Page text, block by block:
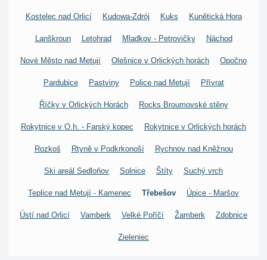
Kostelec nad Orlicí Kudowa-Zdrój Kuks Kunětická Hora
Lanškroun Letohrad Mladkov - Petrovičky Náchod
Nové Město nad Metují Olešnice v Orlických horách Opočno
Pardubice Pastviny Police nad Metují Přívrat
Říčky v Orlických Horách Rocks Broumovské stěny
Rokytnice v O.h. - Farský kopec Rokytnice v Orlických horách
Rozkoš Rtyně v Podkrkonoší Rychnov nad Kněžnou
Ski areál Sedloňov Solnice Štíty Suchý vrch
Teplice nad Metují - Kamenec Třebešov Úpice - Maršov
Ústí nad Orlicí Vamberk Velké Poříčí Žamberk Zdobnice
Zieleniec